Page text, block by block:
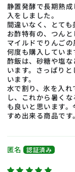
静置発酵で長期熟
入をしました。
間違いなく、とても
お酢特有の、つんと
マイルドでりんごの
何度も購入していま
酢飯は、砂糖や塩
います。さっぱり
います。
水で割り、氷を入
し、これから暑く
も良いと思います
すめ出来る商品です。
匿名